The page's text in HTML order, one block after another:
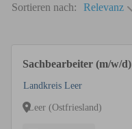
Sortieren nach:
Relevanz
Sachbearbeiter (m/w/d)
Landkreis Leer
Leer (Ostfriesland)